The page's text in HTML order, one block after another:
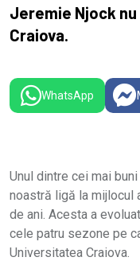
Jeremie Njock
Craiova.
WhatsApp
Unul dintre cei mai
noastră ligă la mijlocul
de ani. Acesta a
cele patru sezone pe
Universitatea Craiova.